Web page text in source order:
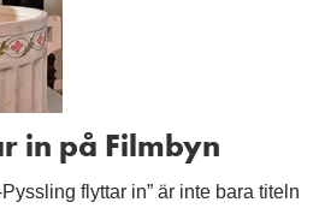
in på Filmbyn
flyttar in” är inte bara titeln